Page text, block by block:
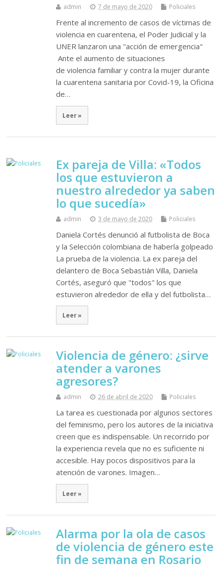
admin 7 de mayo de 2020 Policiales
Frente al incremento de casos de víctimas de
violencia en cuarentena, el Poder Judicial y la
UNER lanzaron una "acción de emergencia"
Ante el aumento de situaciones
de violencia familiar y contra la mujer durante
la cuarentena sanitaria por Covid-19, la Oficina
de…
Leer »
Ex pareja de Villa: «Todos
los que estuvieron a
nuestro alrededor ya saben
lo que sucedía»
admin 3 de mayo de 2020 Policiales
Daniela Cortés denunció al futbolista de Boca
y la Selección colombiana de haberla golpeado
La prueba de la violencia. La ex pareja del
delantero de Boca Sebastián Villa, Daniela
Cortés, aseguró que "todos" los que
estuvieron alrededor de ella y del futbolista…
Leer »
Violencia de género: ¿sirve
atender a varones
agresores?
admin 26 de abril de 2020 Policiales
La tarea es cuestionada por algunos sectores
del feminismo, pero los autores de la iniciativa
creen que es indispensable. Un recorrido por
la experiencia revela que no es suficiente ni
accesible. Hay pocos dispositivos para la
atención de varones. Imagen…
Leer »
Alarma por la ola de casos
de violencia de género este
fin de semana en Rosario